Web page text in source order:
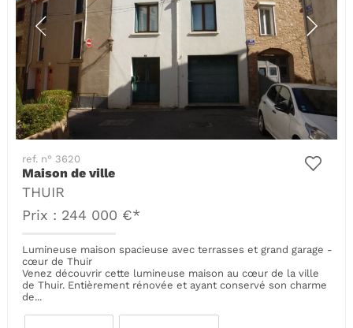
ref. n° 3620
Maison de ville
THUIR
Prix : 244 000 €*
Lumineuse maison spacieuse avec terrasses et grand garage -
cœur de Thuir
Venez découvrir cette lumineuse maison au cœur de la ville
de Thuir. Entièrement rénovée et ayant conservé son charme
de...